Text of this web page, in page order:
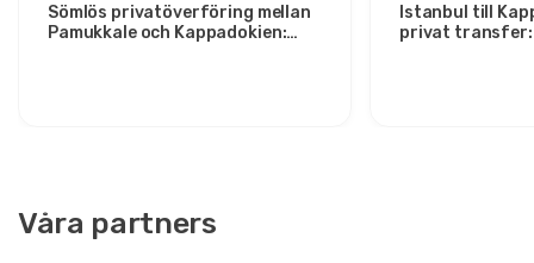
Sömlös privatöverföring mellan
Pamukkale och Kappadokien:
Istanbul till
privat
Våra partners